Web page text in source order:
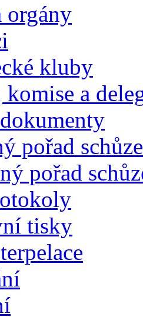
orgány
kluby
a
pořad schůze
pořad
tisky